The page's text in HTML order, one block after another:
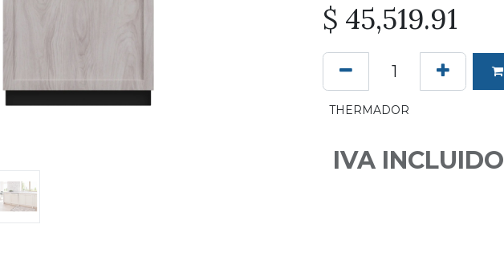
$ 45,519.91
THERMADOR
IVA INCLUIDO